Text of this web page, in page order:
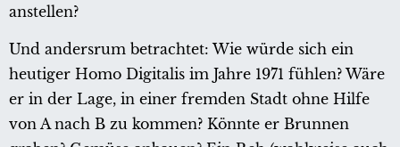
anstellen?
Und andersrum betrachtet: Wie würde sich ein
heutiger Homo Digitalis im Jahre 1971 fühlen? Wäre
er in der Lage, in einer fremden Stadt ohne Hilfe
von A nach B zu kommen? Könnte er Brunnen